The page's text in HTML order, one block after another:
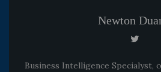
Newton
Business Intelligence Specialyst,